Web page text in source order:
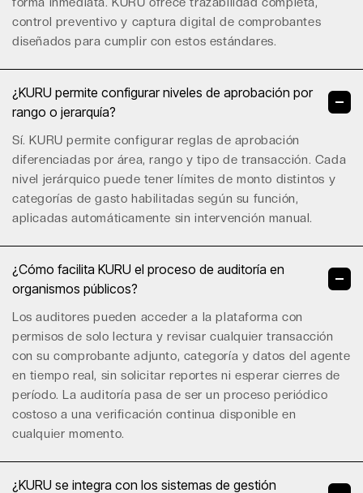
control preventivo y captura digital de comprobantes
diseñados para cumplir con estos estándares.
¿KURU permite configurar niveles de aprobación por
rango o jerarquía?
Sí. KURU permite configurar reglas de aprobación
diferenciadas por área, rango y tipo de transacción. Cada
nivel jerárquico puede tener límites de monto distintos y
categorías de gasto habilitadas según su función,
aplicadas automáticamente sin intervención manual.
¿Cómo facilita KURU el proceso de auditoría en
organismos públicos?
Los auditores pueden acceder a la plataforma con
permisos de solo lectura y revisar cualquier transacción
con su comprobante adjunto, categoría y datos del agente
en tiempo real, sin solicitar reportes ni esperar cierres de
período. La auditoría pasa de ser un proceso periódico
costoso a una verificación continua disponible en
cualquier momento.
¿KURU se integra con los sistemas de gestión